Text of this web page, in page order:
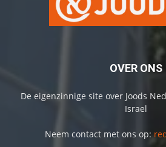
OVER ONS
De eigenzinnige site over Joods
Israel
Neem contact met ons op: